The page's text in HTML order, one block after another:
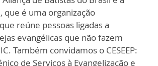
que é uma organização
reúne pessoas ligadas a
evangélicas que não fazem
Também convidamos o CESEEP:
de Serviços à Evangelização e